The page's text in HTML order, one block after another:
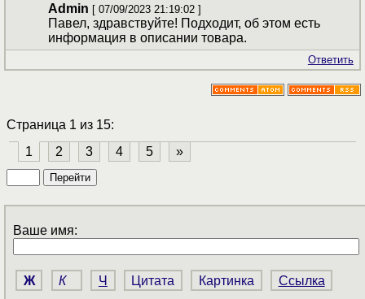
Admin [ 07/09/2023 21:19:02 ]
Павел, здравствуйте! Подходит, об этом есть
информация в описании товара.
Ответить
Страница 1 из 15:
1
2 3 4 5 »
Ваше имя:
Ж К Ч Цитата Картинка Ссылка